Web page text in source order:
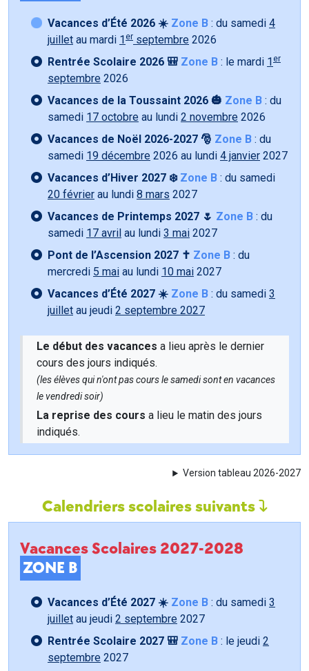
Vacances d’Été 2026 ☀️ Zone B : du samedi 4
juillet au mardi 1 er septembre 2026
Rentrée Scolaire 2026 🎒 Zone B : le mardi 1 er
septembre 2026
Vacances de la Toussaint 2026 🎃 Zone B : du
samedi 17 octobre au lundi 2 novembre 2026
Vacances de Noël 2026-2027 🎅 Zone B : du
samedi 19 décembre 2026 au lundi 4 janvier 2027
Vacances d’Hiver 2027 ❄️ Zone B : du samedi
20 février au lundi 8 mars 2027
Vacances de Printemps 2027 🌷 Zone B : du
samedi 17 avril au lundi 3 mai 2027
Pont de l’Ascension 2027 ✝️ Zone B : du
mercredi 5 mai au lundi 10 mai 2027
Vacances d’Été 2027 ☀️ Zone B : du samedi 3
juillet au jeudi 2 septembre 2027
Le début des vacances a lieu après le dernier
cours des jours indiqués.
(les élèves qui n'ont pas cours le samedi sont en vacances
le vendredi soir)
La reprise des cours a lieu le matin des jours
indiqués.
Version tableau 2026-2027
Calendriers scolaires suivants
Vacances Scolaires 2027-2028
ZONE B
Vacances d’Été 2027 ☀️ Zone B : du samedi 3
juillet au jeudi 2 septembre 2027
Rentrée Scolaire 2027 🎒 Zone B : le jeudi 2
septembre 2027